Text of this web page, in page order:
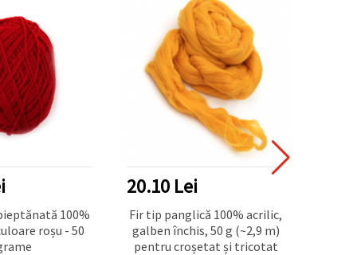
100%
roșu - 50
20.10 Lei
Fir tip panglică 100% acrilic,
galben închis, 50 g (~2,9 m)
pentru croșetat și tricotat